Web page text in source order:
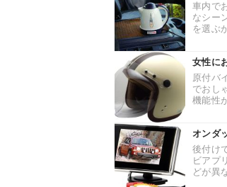
車内で
なシー
を選ぶ
女性に
原付バ
でおし
機能性
オンダ
後付け
ビアプ
どが異